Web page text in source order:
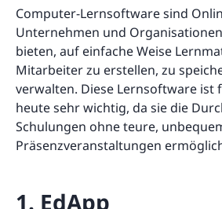
Computer-Lernsoftware sind
Unternehmen und
bieten, auf einfache Weise
Mitarbeiter zu erstellen, zu
verwalten. Diese Lernsoftware ist
heute sehr wichtig, da sie die
Schulungen ohne teure,
Präsenzveranstaltungen
1. EdApp